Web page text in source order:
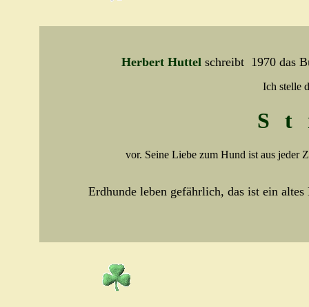
Herbert Huttel schreibt 1970 das
Ich stelle
vor. Seine Liebe zum Hund ist aus jeder
Erdhunde leben gefährlich, das ist ein